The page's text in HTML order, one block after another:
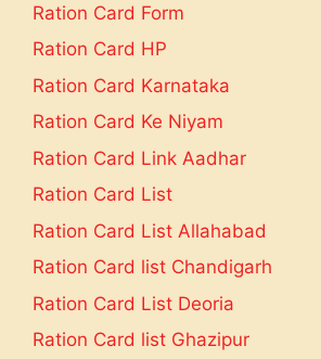
Ration Card Form
Ration Card HP
Ration Card Karnataka
Ration Card Ke Niyam
Ration Card Link Aadhar
Ration Card List
Ration Card List Allahabad
Ration Card list Chandigarh
Ration Card List Deoria
Ration Card list Ghazipur